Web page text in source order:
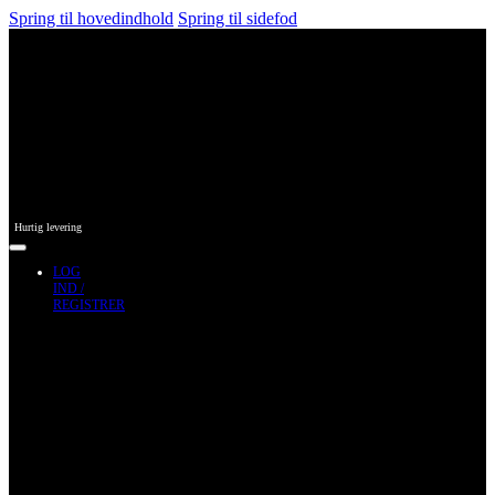
Spring til hovedindhold Spring til sidefod
Hurtig levering
LOG
IND /
REGISTRER